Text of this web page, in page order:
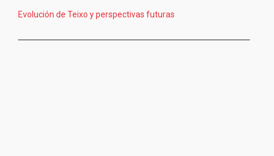
Evolución de Teixo y perspectivas futuras